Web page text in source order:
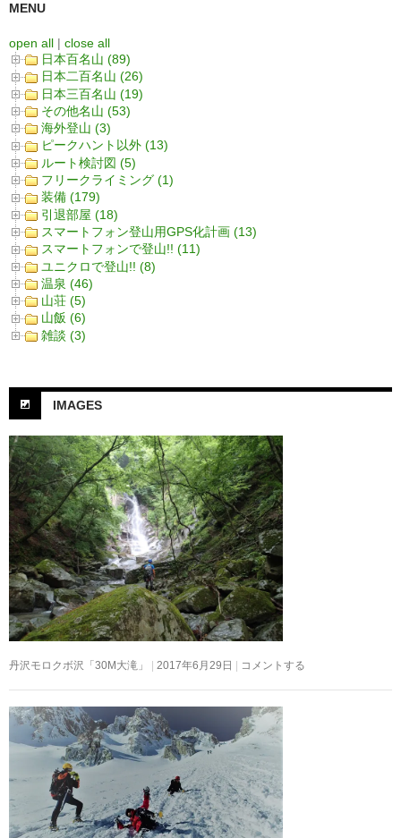
MENU
open all | close all
日本百名山 (89)
日本二百名山 (26)
日本三百名山 (19)
その他名山 (53)
海外登山 (3)
ピークハント以外 (13)
ルート検討図 (5)
フリークライミング (1)
装備 (179)
引退部屋 (18)
スマートフォン登山用GPS化計画 (13)
スマートフォンで登山!! (11)
ユニクロで登山!! (8)
温泉 (46)
山荘 (5)
山飯 (6)
雑談 (3)
IMAGES
丹沢モロクボ沢「30M大滝」 2017年6月29日 コメントする